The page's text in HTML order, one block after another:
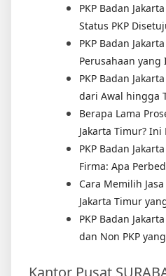
PKP Badan
Status PKP
PKP Badan
Perusahaan
PKP Badan
dari Awal hingga
Berapa Lama
Jakarta Timur? Ini
PKP Badan
Firma: Apa
Cara Memilih
Jakarta Timur
PKP Badan
dan Non PKP
Kantor Pusat